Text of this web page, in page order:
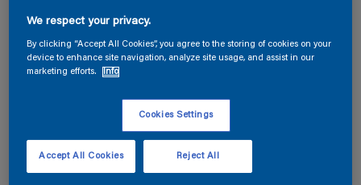
hechting op alle metalen
ondergronden.
Goed schuurbaar.
We respect your privacy.
By clicking “Accept All Cookies”, you agree to the storing of cookies on your
device to enhance site navigation, analyze site usage, and assist in our
marketing efforts.
Info
Cookies Settings
Reject All
Accept All Cookies